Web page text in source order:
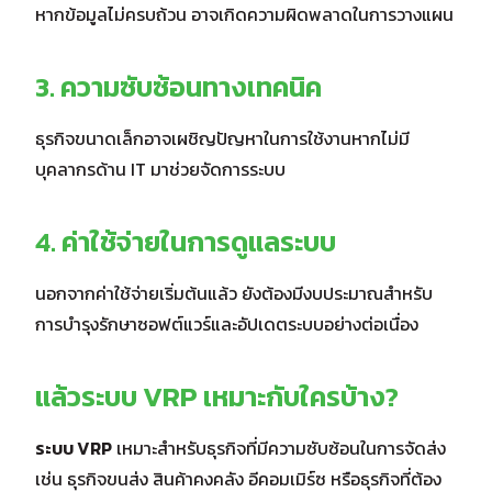
หากข้อมูลไม่ครบถ้วน อาจเกิดความผิดพลาดในการวางแผน
3. ความซับซ้อนทางเทคนิค
ธุรกิจขนาดเล็กอาจเผชิญปัญหาในการใช้งานหากไม่มี
บุคลากรด้าน IT มาช่วยจัดการระบบ
4. ค่าใช้จ่ายในการดูแลระบบ
นอกจากค่าใช้จ่ายเริ่มต้นแล้ว ยังต้องมีงบประมาณสำหรับ
การบำรุงรักษาซอฟต์แวร์และอัปเดตระบบอย่างต่อเนื่อง
แล้วระบบ VRP เหมาะกับใครบ้าง?
ระบบ VRP เหมาะสำหรับธุรกิจที่มีความซับซ้อนในการจัดส่ง
เช่น ธุรกิจขนส่ง สินค้าคงคลัง อีคอมเมิร์ซ หรือธุรกิจที่ต้อง